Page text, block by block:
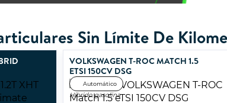
Sin Límite De
VOLKSWAGEN T-ROC MATCH 1.5
ETSI 150CV DSG
Automático
Híbrido gasolina